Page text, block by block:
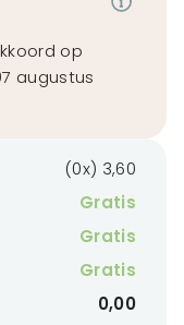
op
augustus
(0x) 3,60
Gratis
Gratis
Gratis
0,00